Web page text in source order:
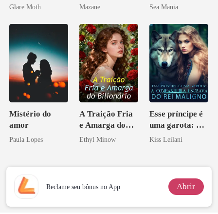
de mim
Glare Moth Mazane Sea Mania
Mistério do
amor
Paula Lopes
A Traição Fria
e Amarga do
Bilionário
Ethyl Minow
Esse príncipe é
uma garota: A
companheira
Kiss Leilani
Reclame seu bônus no App Abrir